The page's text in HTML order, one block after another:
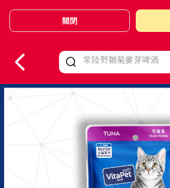
Valid Until 30 June 2026
關閉